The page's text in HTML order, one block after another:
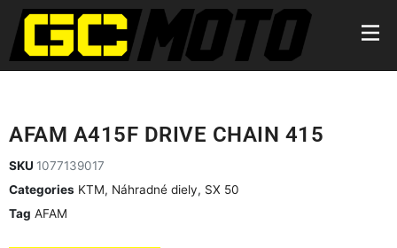
AFAM A415F DRIVE CHAIN 415
SKU 1077139017
Categories KTM, Náhradné diely, SX 50
Tag AFAM